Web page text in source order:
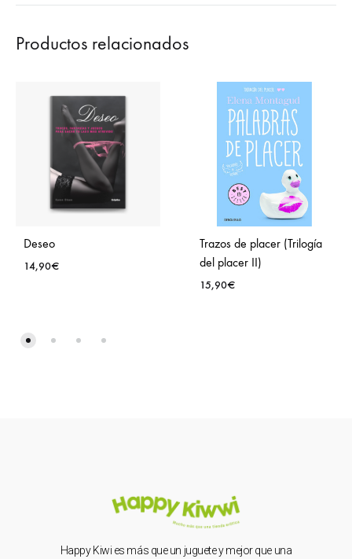
Productos relacionados
Deseo
14,90€
Trazos de placer (Trilogía
del placer II)
15,90€
Happy Kiwi es más que un juguete y mejor que una